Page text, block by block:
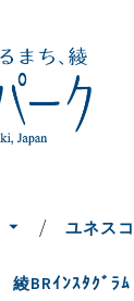
ユネス
綾BRｲﾝｽﾀｸﾞﾗﾑ